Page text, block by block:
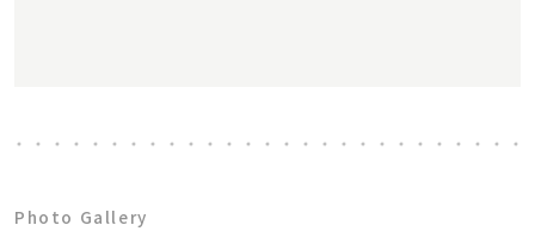
Photo Gallery